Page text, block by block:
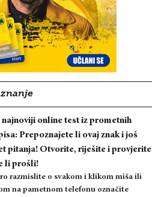
najnoviji online test iz prometnih
Prepoznajete li ovaj znak i još
pitanja! Otvorite, riješite i provjerite
li prošli!
razmislite o svakom i klikom miša ili
na pametnom telefonu označite